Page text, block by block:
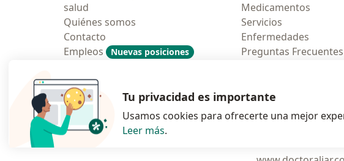
salud
Quiénes somos
Contacto
Empleos
Nuevas posiciones
Contratación
Medicamentos
Servicios
Enfermedades
Preguntas Frecuentes
Polska se abre en
se abre
Tu privacidad es importante
Usamos cookies para ofrecerte una mejor
Leer más.